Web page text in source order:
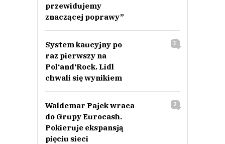
przewidujemy
znaczącej poprawy”
System kaucyjny po
raz pierwszy na
Pol‘and‘Rock. Lidl
chwali się wynikiem
3
Waldemar Pajek wraca
do Grupy Eurocash.
Pokieruje ekspansją
pięciu sieci
2